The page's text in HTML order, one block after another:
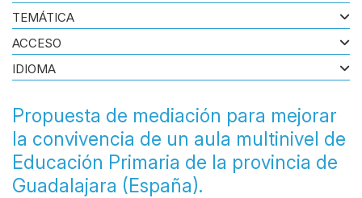
Propuesta de mediación para mejorar
la convivencia de un aula multinivel de
Educación Primaria de la provincia de
Guadalajara (España).
TEMÁTICA
ACCESO
IDIOMA